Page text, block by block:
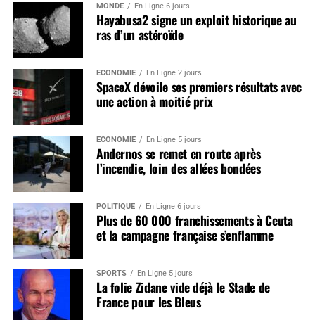
MONDE En Ligne 6 jours
Hayabusa2 signe un exploit historique au
ras d’un astéroïde
ÉCONOMIE En Ligne 2 jours
SpaceX dévoile ses premiers résultats avec
une action à moitié prix
ÉCONOMIE En Ligne 5 jours
Andernos se remet en route après
l’incendie, loin des allées bondées
POLITIQUE En Ligne 6 jours
Plus de 60 000 franchissements à Ceuta
et la campagne française s’enflamme
SPORTS En Ligne 5 jours
La folie Zidane vide déjà le Stade de
France pour les Bleus